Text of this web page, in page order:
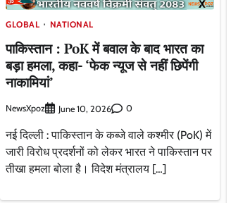
GLOBAL NATIONAL
पाकिस्तान : PoK में बवाल के बाद भारत का
बड़ा हमला, कहा- ‘फेक न्यूज से नहीं छिपेंगी
नाकामियां’
NewsXpoz June 10, 2026 0
नई दिल्ली : पाकिस्तान के कब्जे वाले कश्मीर (PoK) में
जारी विरोध प्रदर्शनों को लेकर भारत ने पाकिस्तान पर
तीखा हमला बोला है। विदेश मंत्रालय […]